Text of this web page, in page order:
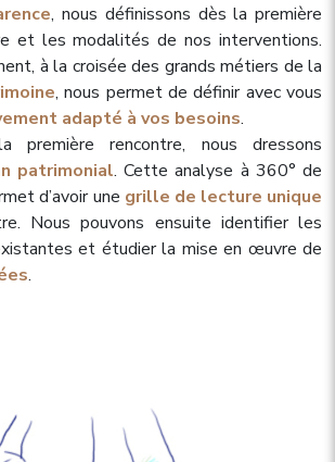
, nous définissons dès la première
et les modalités de nos interventions.
à la croisée des grands métiers de la
, nous permet de définir avec vous
adapté à vos besoins.
rencontre, nous dressons
patrimonial. Cette analyse à 360° de
d’avoir une grille de lecture unique
Nous pouvons ensuite identifier les
et étudier la mise en œuvre de
.